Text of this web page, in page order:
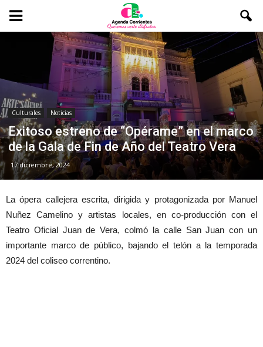
Culturales Noticias
Exitoso estreno de “Opérame” en el marco
de la Gala de Fin de Año del Teatro Vera
17 diciembre, 2024
La ópera callejera escrita, dirigida y protagonizada por Manuel
Nuñez Camelino y artistas locales, en co-producción con el
Teatro Oficial Juan de Vera, colmó la calle San Juan con un
importante marco de público, bajando el telón a la temporada
2024 del coliseo correntino.